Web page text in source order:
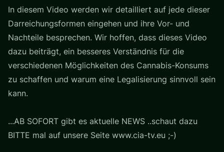
In diesem Video werden wir detailliert auf jede dieser
Darreichungsformen eingehen und ihre Vor- und
Nachteile besprechen. Wir hoffen, dass dieses Video
dazu beiträgt, ein besseres Verständnis für die
verschiedenen Möglichkeiten des Cannabis-Konsums
zu schaffen und warum eine Legalisierung sinnvoll sein
kann.
...AB SOFORT gibt es aktuelle NEWS ..schaut dazu
BITTE mal auf unsere Seite www.cia-tv.eu ;-)